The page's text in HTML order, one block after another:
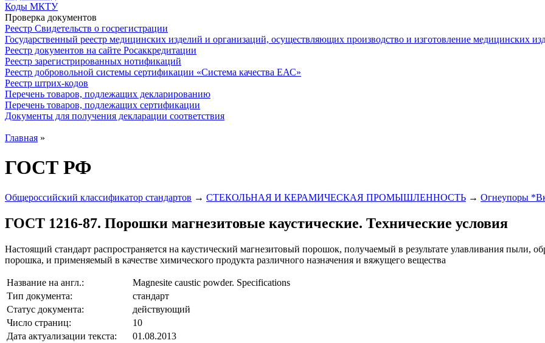
Коды МКТУ
Проверка документов
Реестр Свидетельств о госрегистрации
Государственный реестр медицинских изделий и организаций, осуществляющих производство и изготовление медицинских
Реестр документов на сайте Росаккредитации
Реестр зарегистрированных нотификаций
Реестр добровольной системы сертификации «Система качества ЕАС»
Реестр штрих-кодов
Перечень товаров, подлежащих декларированию
Перечень товаров, подлежащих сертификации
Документы для получения декларации соответствия
Главная »
ГОСТ РФ
Общероссийский классификатор стандартов → СТЕКОЛЬНАЯ И КЕРАМИЧЕСКАЯ ПРОМЫШЛЕННОСТЬ → Огнеупоры
ГОСТ 1216-87. Порошки магнезитовые каустические. Технические условия
Настоящий стандарт распространяется на каустический магнезитовый порошок, получаемый в результате улавливания пыли,
порошка, и применяемый в качестве химического продукта различного назначения и вяжущего вещества
Название на англ.:
Magnesite caustic powder. Specifications
Тип документа:
стандарт
Статус документа:
действующий
Число страниц:
10
Дата актуализации текста:
01.08.2013